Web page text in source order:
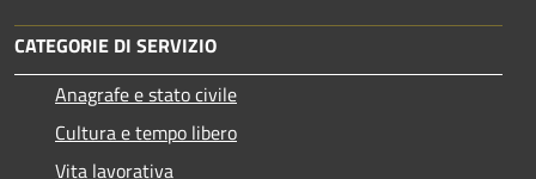
CATEGORIE DI SERVIZIO
Anagrafe e stato civile
Cultura e tempo libero
Vita lavorativa